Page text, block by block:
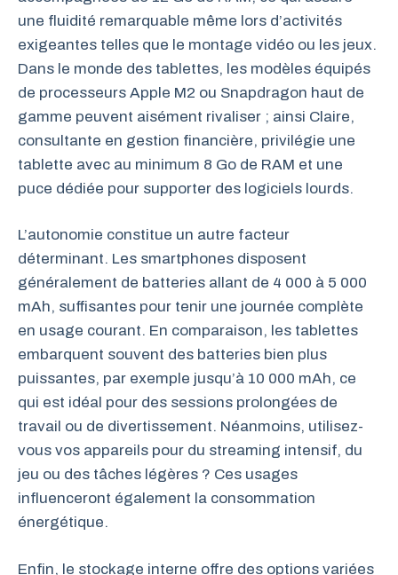
une fluidité remarquable même lors d’activités
exigeantes telles que le montage vidéo ou les jeux.
Dans le monde des tablettes, les modèles équipés
de processeurs Apple M2 ou Snapdragon haut de
gamme peuvent aisément rivaliser ; ainsi Claire,
consultante en gestion financière, privilégie une
tablette avec au minimum 8 Go de RAM et une
puce dédiée pour supporter des logiciels lourds.
L’autonomie constitue un autre facteur
déterminant. Les smartphones disposent
généralement de batteries allant de 4 000 à 5 000
mAh, suffisantes pour tenir une journée complète
en usage courant. En comparaison, les tablettes
embarquent souvent des batteries bien plus
puissantes, par exemple jusqu’à 10 000 mAh, ce
qui est idéal pour des sessions prolongées de
travail ou de divertissement. Néanmoins, utilisez-
vous vos appareils pour du streaming intensif, du
jeu ou des tâches légères ? Ces usages
influenceront également la consommation
énergétique.
Enfin, le stockage interne offre des options variées